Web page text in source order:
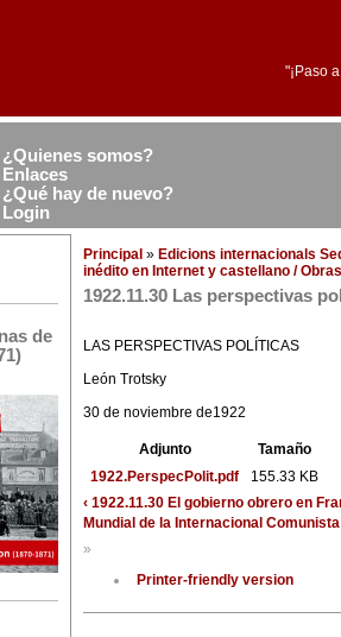
"¡Paso
¿Quienes somos?
Enlaces
¿Qué hay de nuevo?
Login
de
Principal » Edicions internacionals
inédito en Internet y castellano /
1922.11.30 Las perspectivas
LAS PERSPECTIVAS POLÍTICAS
León Trotsky
30 de noviembre de1922
Adjunto
Tamaño
1922.PerspecPolit.pdf
155.33 KB
‹ 1922.11.30 El gobierno obrero en
Mundial de la Internacional Comunista
»
Printer-friendly version